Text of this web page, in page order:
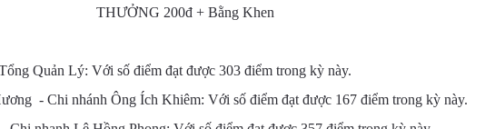
THƯỞNG 200đ + Bằng Khen
Quản Lý: Với số điểm đạt được 303 điểm trong kỳ này.
- Chi nhánh Ông Ích Khiêm: Với số điểm đạt được 167 điểm trong kỳ này.